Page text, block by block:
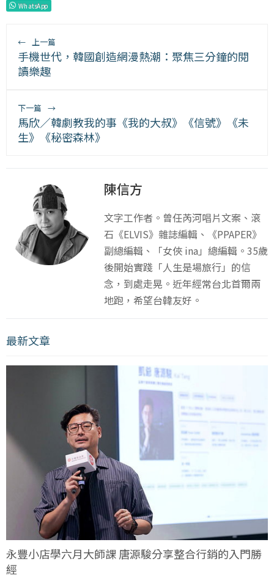
WhatsApp
← 上一篇
手機世代，韓國創造網漫熱潮：聚焦三分鐘的閱
讀樂趣
下一篇 →
馬欣／韓劇教我的事《我的大叔》《信號》《未
生》《秘密森林》
陳信方
文字工作者。曾任芮河唱片文案、滾
石《ELVIS》雜誌編輯、《PPAPER》
副總編輯、「女俠 ina」總編輯。35歲
後開始實踐「人生是場旅行」的信
念，到處走晃。近年經常台北首爾兩
地跑，希望台韓友好。
最新文章
永豐小店學六月大師課 唐源駿分享整合行銷的入門勝
經